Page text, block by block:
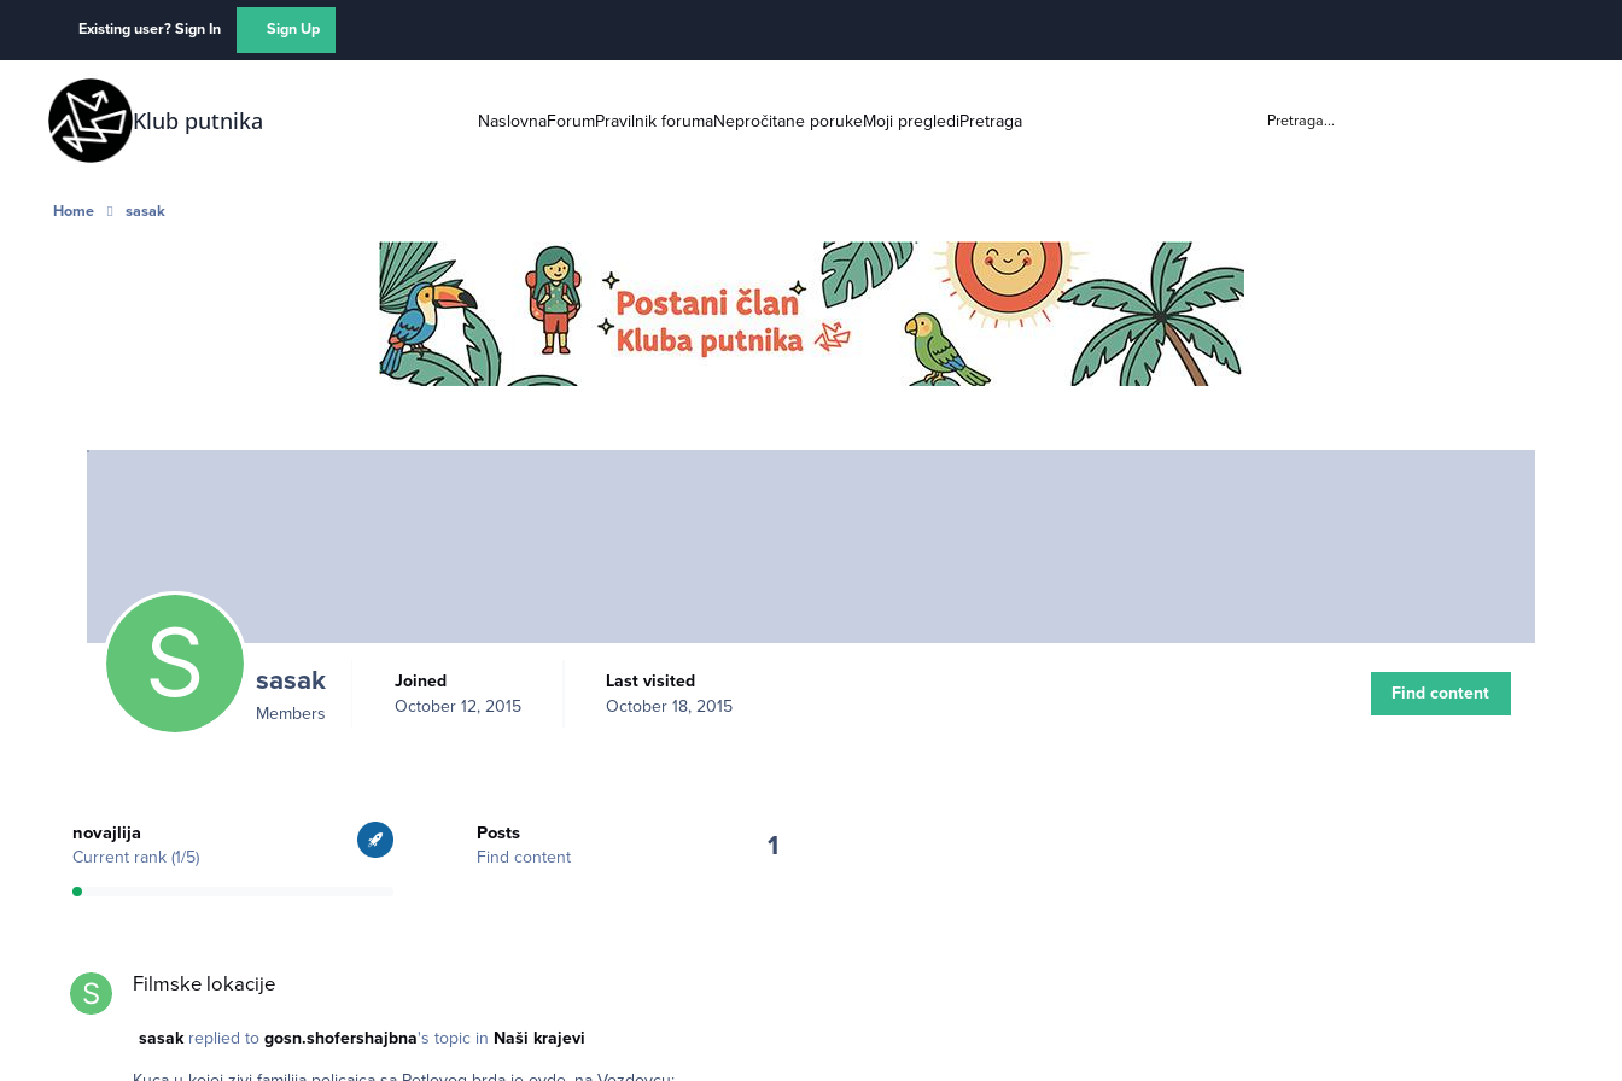
Existing user? Sign In Sign Up
Klub putnika NaslovnaForumPravilnik forumaNepročitane porukeMoji preglediPretraga Pretraga...
Home sasak
sasak
Members
Joined
October 12, 2015
Last visited
October 18, 2015
Find content
novajlija
Current rank (1/5)
Posts
Find content
1
Filmske lokacije
sasakreplied to gosn.shofershajbna's topic in Naši krajevi